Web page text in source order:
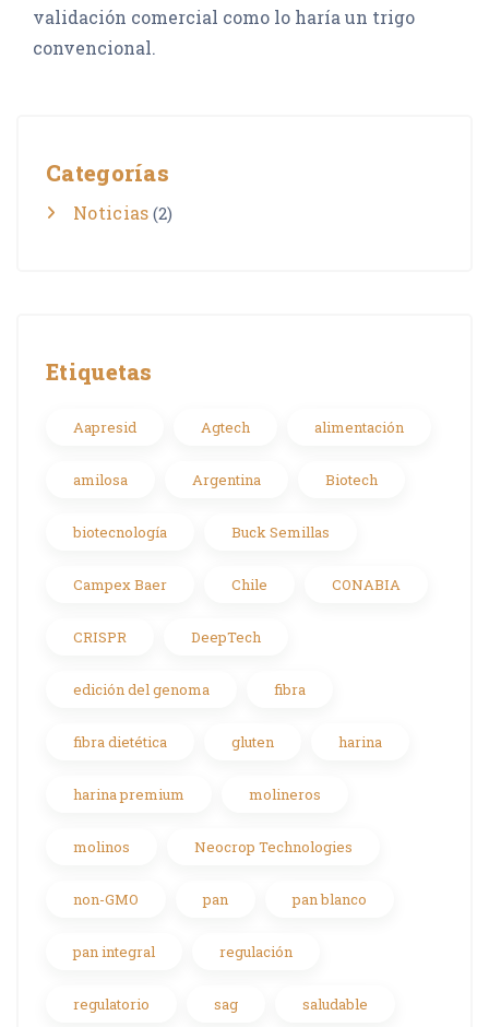
validación comercial como lo haría un trigo
convencional.
Categorías
Noticias (2)
Etiquetas
Aapresid Agtech alimentación
amilosa Argentina Biotech
biotecnología Buck Semillas
Campex Baer Chile CONABIA
CRISPR DeepTech
edición del genoma fibra
fibra dietética gluten harina
harina premium molineros
molinos Neocrop Technologies
non-GMO pan pan blanco
pan integral regulación
regulatorio sag saludable